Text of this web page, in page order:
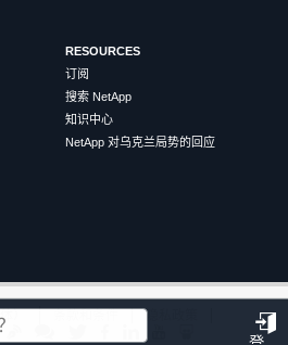
RESOURCES
订阅
搜索 NetApp
知识中心
NetApp 对乌克兰局势的回应
） 条款和条件
隐私政策